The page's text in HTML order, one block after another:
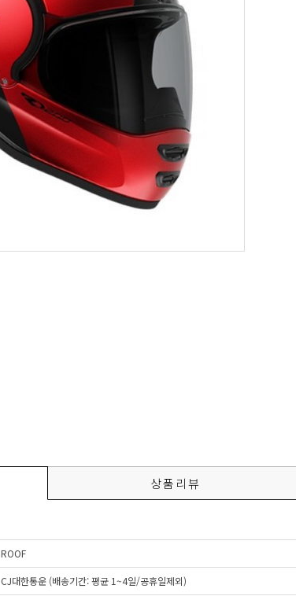
상품리뷰
ROOF
CJ대한통운 (배송기간: 평균 1~4일/공휴일제외)